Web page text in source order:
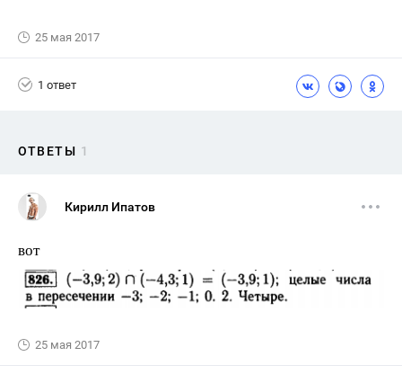
25 мая 2017
1 ответ
ОТВЕТЫ 1
Кирилл Ипатов
вот
25 мая 2017